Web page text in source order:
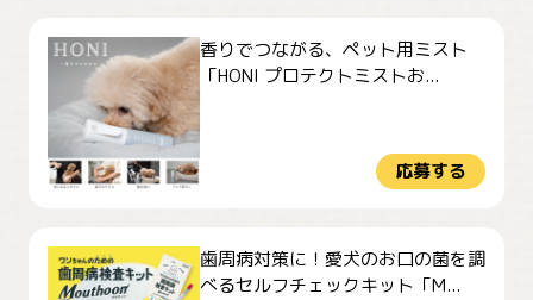
香りでつながる、ペット用ミスト
「HONI プロテクトミストお...
応募する
歯周病対策に！愛犬のお口の菌を調
べるセルフチェックキット「M...